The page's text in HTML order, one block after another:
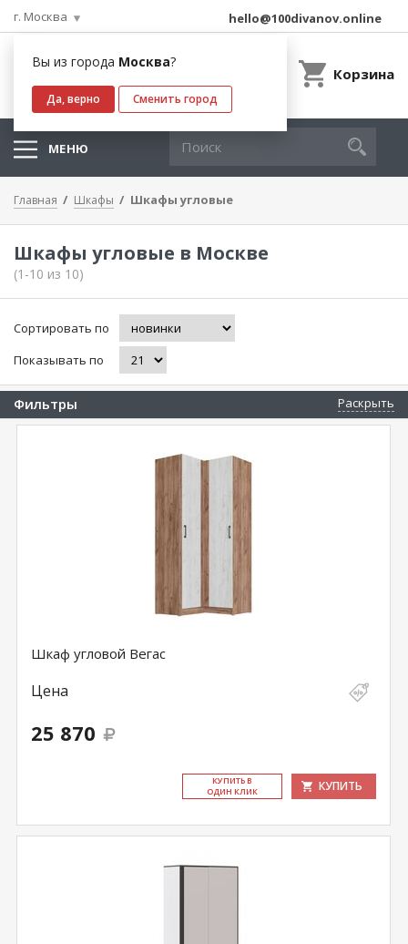
г. Москва
Вы из города Москва?
Да, верно Сменить город
hello@100divanov.online
Корзина
МЕНЮ
Главная Шкафы Шкафы угловые
Шкафы угловые в Москве
(1-10 из 10)
Сортировать по
Показывать по
Фильтры Раскрыть
Шкаф угловой Вегас
Цена
25 870
КУ­ПИТЬ В
ОДИН КЛИК
КУПИТЬ